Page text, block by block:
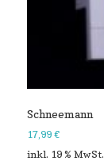
Schneemann
17,99 €
inkl. 19 % MwSt.